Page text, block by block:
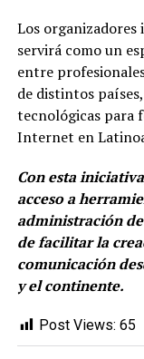
Los
servirá como un
entre
de distintos
tecnológicas para
Internet en
Con esta
acceso a
administración
de facilitar la
comunicación
y el continente.
Post Views: 65